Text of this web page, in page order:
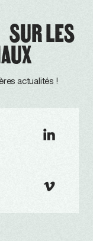
LES
actualités !